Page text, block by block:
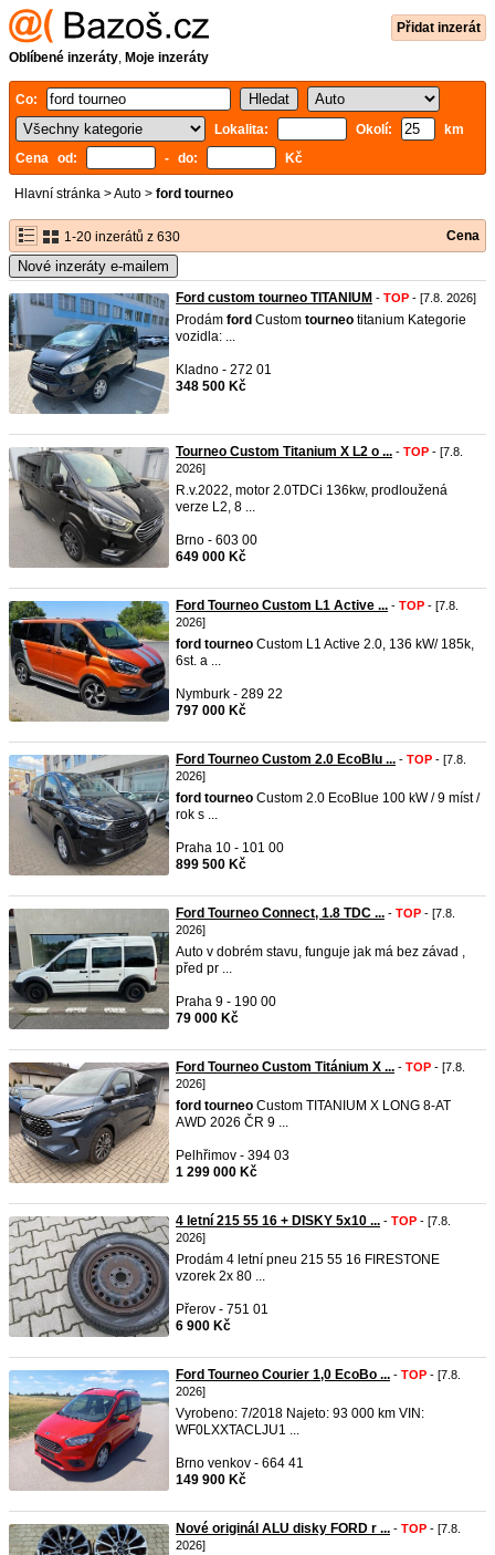
Přidat inzerát
Oblíbené inzeráty, Moje inzeráty
Co:
Lokalita:
Okolí:
km
Cena od:
- do: Kč
Hlavní stránka >Auto > ford tourneo
1-20 inzerátů z 630 Cena
Nové inzeráty e-mailem
Ford custom tourneo TITANIUM - TOP - [7.8. 2026]
Prodám ford Custom tourneo titanium Kategorie
vozidla: ...
Kladno - 272 01
348 500 Kč
Tourneo Custom Titanium X L2 o ... - TOP - [7.8.
2026]
R.v.2022, motor 2.0TDCi 136kw, prodloužená
verze L2, 8 ...
Brno - 603 00
649 000 Kč
Ford Tourneo Custom L1 Active ... - TOP - [7.8.
2026]
ford tourneo Custom L1 Active 2.0, 136 kW/ 185k,
6st. a ...
Nymburk - 289 22
797 000 Kč
Ford Tourneo Custom 2.0 EcoBlu ... - TOP - [7.8.
2026]
ford tourneo Custom 2.0 EcoBlue 100 kW / 9 míst /
rok s ...
Praha 10 - 101 00
899 500 Kč
Ford Tourneo Connect, 1.8 TDC ... - TOP - [7.8.
2026]
Auto v dobrém stavu, funguje jak má bez závad ,
před pr ...
Praha 9 - 190 00
79 000 Kč
Ford Tourneo Custom Titánium X ... - TOP - [7.8.
2026]
ford tourneo Custom TITANIUM X LONG 8-AT
AWD 2026 ČR 9 ...
Pelhřimov - 394 03
1 299 000 Kč
4 letní 215 55 16 + DISKY 5x10 ... - TOP - [7.8.
2026]
Prodám 4 letní pneu 215 55 16 FIRESTONE
vzorek 2x 80 ...
Přerov - 751 01
6 900 Kč
Ford Tourneo Courier 1,0 EcoBo ... - TOP - [7.8.
2026]
Vyrobeno: 7/2018 Najeto: 93 000 km VIN:
WF0LXXTACLJU1 ...
Brno venkov - 664 41
149 900 Kč
Nové originál ALU disky FORD r ... - TOP - [7.8.
2026]